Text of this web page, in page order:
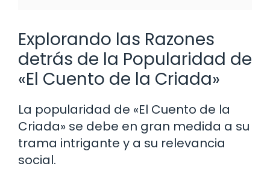
Explorando las Razones
detrás de la Popularidad de
«El Cuento de la Criada»
La popularidad de «El Cuento de la
Criada» se debe en gran medida a su
trama intrigante y a su relevancia
social.